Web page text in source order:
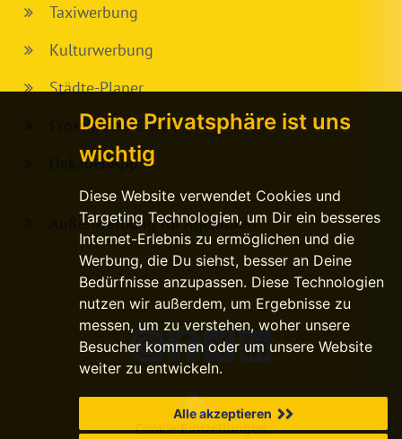
Deine Privatsphäre ist uns
wichtig
Diese Website verwendet Cookies und
Targeting Technologien, um Dir ein besseres
Internet-Erlebnis zu ermöglichen und die
Werbung, die Du siehst, besser an Deine
Bedürfnisse anzupassen. Diese Technologien
nutzen wir außerdem, um Ergebnisse zu
messen, um zu verstehen, woher unsere
Besucher kommen oder um unsere Website
weiter zu entwickeln.
Alle akzeptieren
Taxiwerbung
Kulturwerbung
Städte-Planer
Crossmedia-Check
DekadenApp
Außenwerbung für Agenturen
Cookie Einstellungen